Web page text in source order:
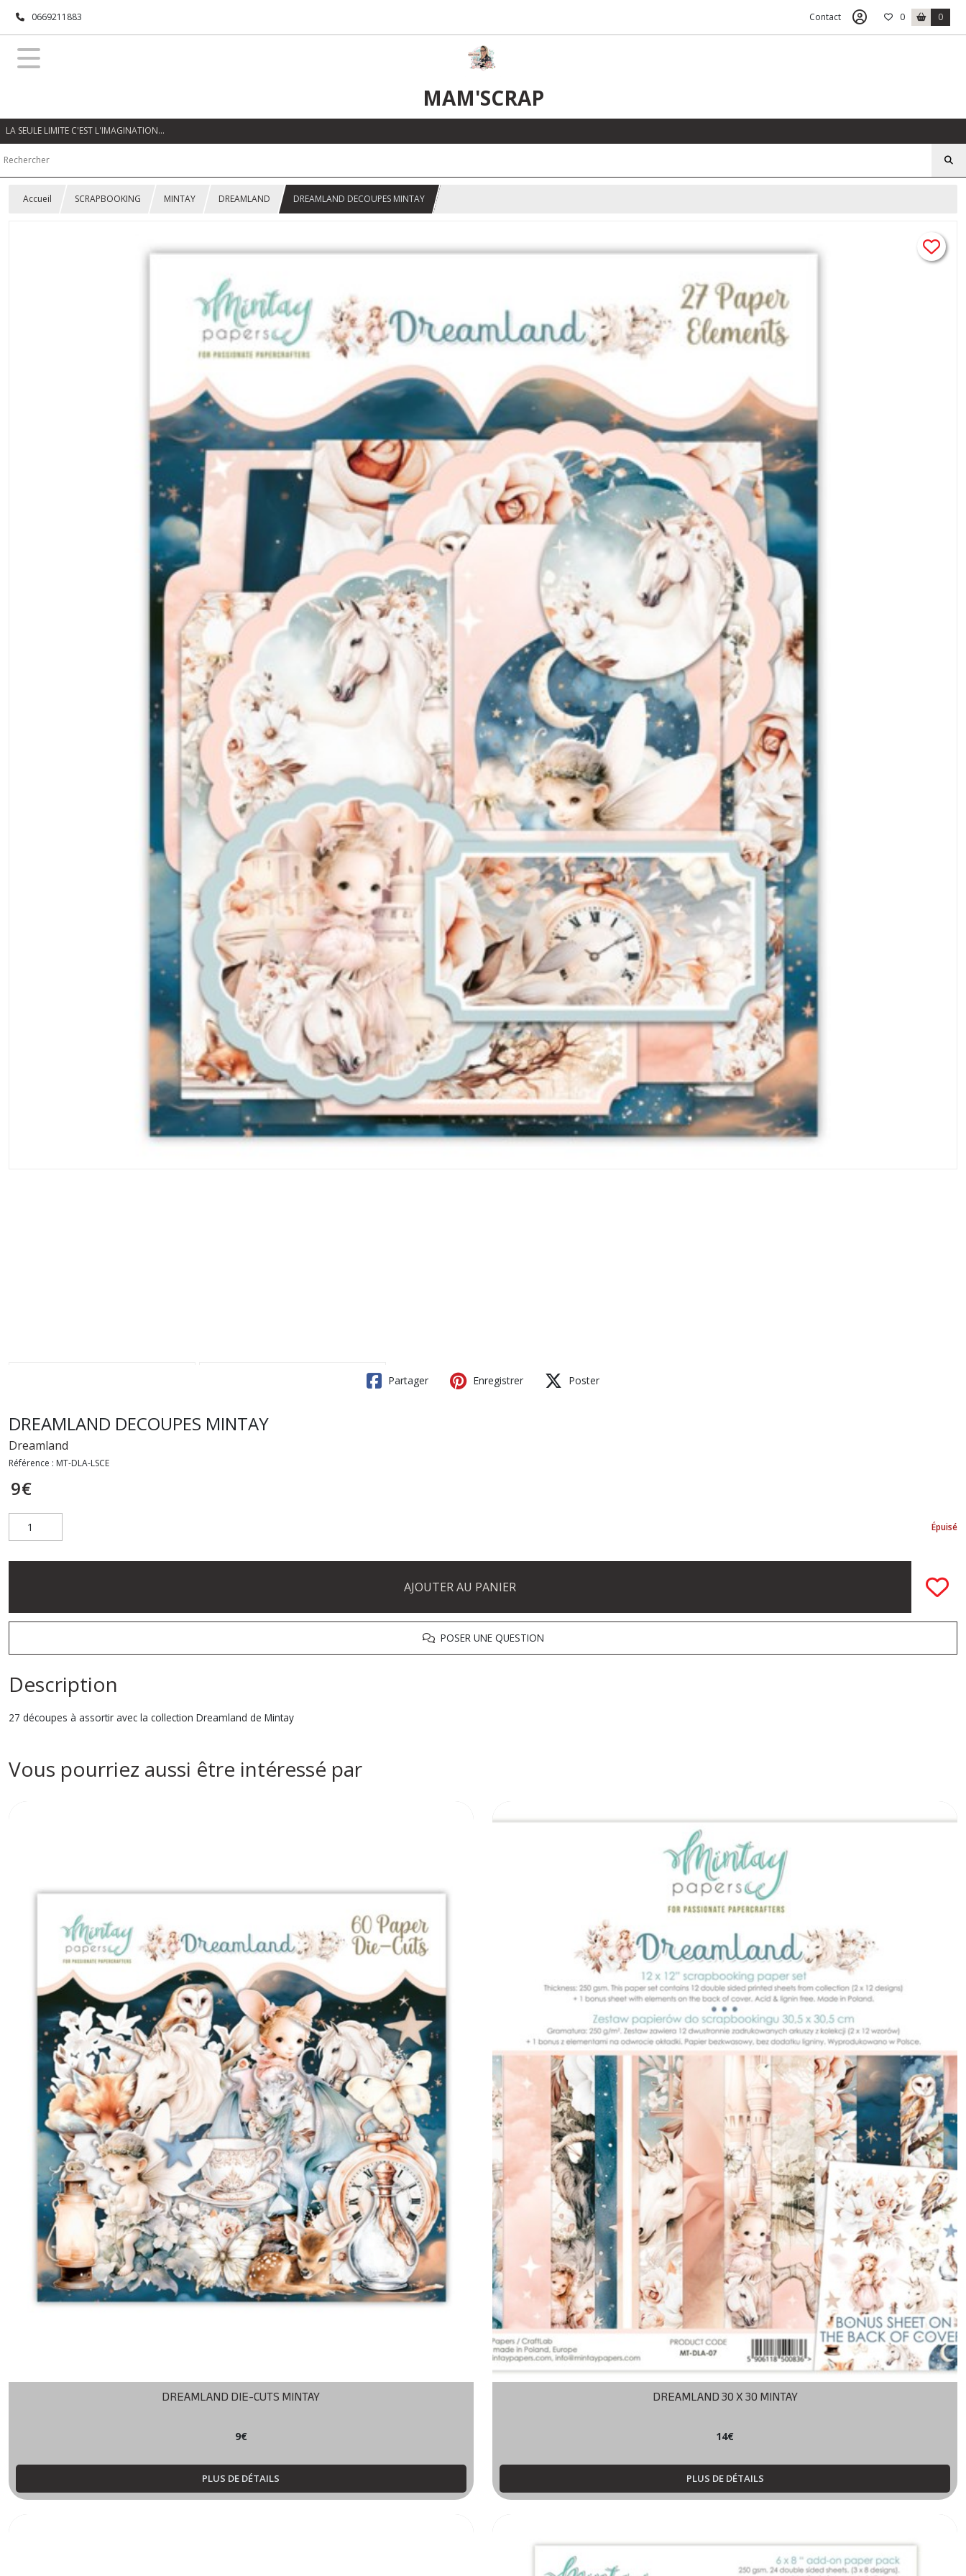
0669211883 Contact 0 0
MAM'SCRAP
LA SEULE LIMITE C'EST L'IMAGINATION…
Accueil SCRAPBOOKING MINTAY DREAMLAND DREAMLAND DECOUPES MINTAY
Partager Enregistrer Poster
DREAMLAND DECOUPES MINTAY
Dreamland
Référence : MT-DLA-LSCE
9€
Épuisé
AJOUTER AU PANIER
POSER UNE QUESTION
Description
27 découpes à assortir avec la collection Dreamland de Mintay
Vous pourriez aussi être intéressé par
DREAMLAND DIE-CUTS MINTAY
9€
PLUS DE DÉTAILS
DREAMLAND 30 X 30 MINTAY
14€
PLUS DE DÉTAILS